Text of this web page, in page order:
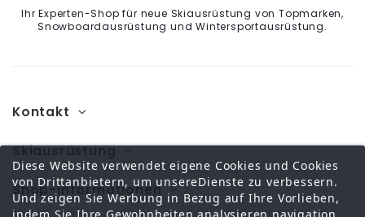
Ihr Experten-Shop für neue Skiausrüstung von Topmarken,
Snowboardausrüstung und Wintersportausrüstung.
Kontakt
Skiausrüstung
Shop-Informationen
Diese Website verwendet eigene Cookies und Cookies
von Drittanbietern, um unsereDienste zu verbessern.
Und zeigen Sie Werbung in Bezug auf Ihre Vorlieben,